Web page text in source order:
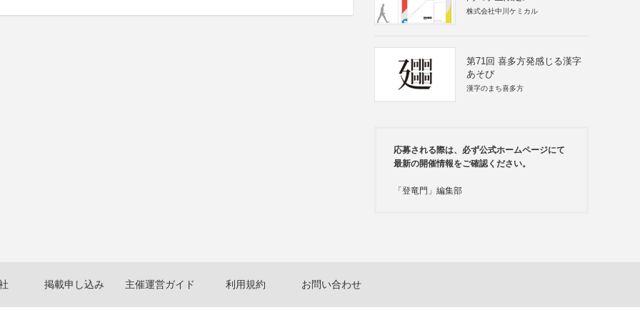
株式会社中川ケミカル
第71回 喜多方発感じる漢字
あそび
漢字のまち喜多方
応募される際は、必ず公式ホームページにて
最新の開催情報をご確認ください。
「登竜門」編集部
掲載申し込み 主催運営ガイド 利用規約 お問い合わせ